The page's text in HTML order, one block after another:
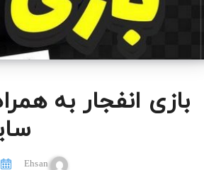
بازی انفجار به
Ehsan